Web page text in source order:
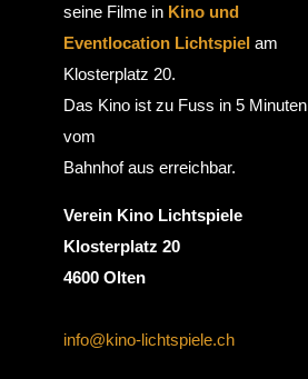
seine Filme in Kino und
Eventlocation Lichtspiel am
Klosterplatz 20.
Das Kino ist zu Fuss in 5 Minuten
vom
Bahnhof aus erreichbar.
Verein Kino Lichtspiele
Klosterplatz 20
4600 Olten
info@kino-lichtspiele.ch